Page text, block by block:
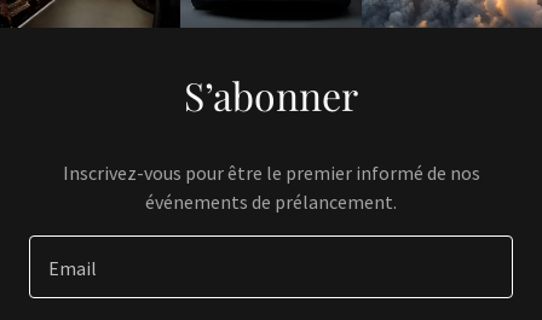
S’abonner
Inscrivez-vous pour être le premier informé de nos
événements de prélancement.
Email